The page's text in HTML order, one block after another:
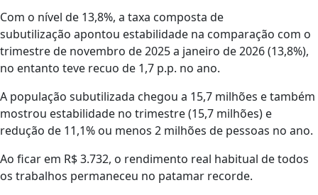
Com o nível de 13,8%, a taxa composta de
subutilização apontou estabilidade na comparação com o
trimestre de novembro de 2025 a janeiro de 2026 (13,8%),
no entanto teve recuo de 1,7 p.p. no ano.
A população subutilizada chegou a 15,7 milhões e também
mostrou estabilidade no trimestre (15,7 milhões) e
redução de 11,1% ou menos 2 milhões de pessoas no ano.
Ao ficar em R$ 3.732, o rendimento real habitual de todos
os trabalhos permaneceu no patamar recorde.